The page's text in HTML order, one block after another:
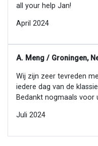
all your help Jan!
April 2024
A. Meng / Groningen,
Wij zijn zeer tevreden
iedere dag van de
Bedankt nogmaals voor
Juli 2024